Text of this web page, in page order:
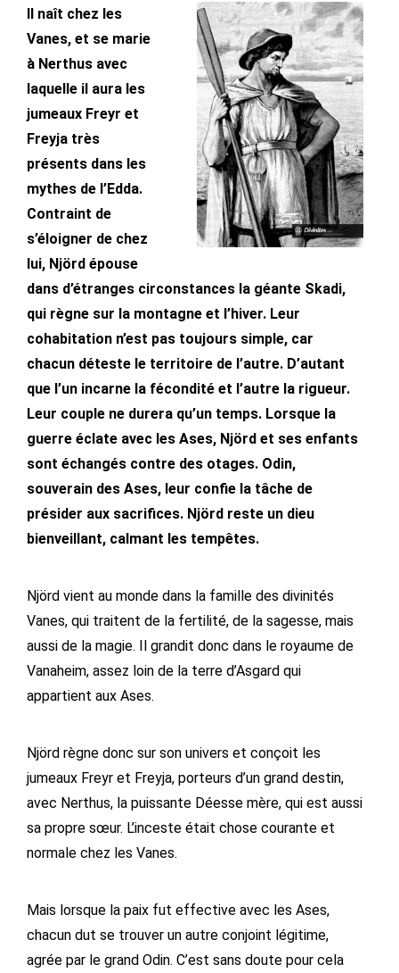
Il naît chez les
Vanes, et se marie
à Nerthus avec
laquelle il aura les
jumeaux Freyr et
Freyja très
présents dans les
mythes de l’Edda.
Contraint de
s’éloigner de chez
lui, Njörd épouse
dans d’étranges circonstances la géante Skadi,
qui règne sur la montagne et l’hiver. Leur
cohabitation n’est pas toujours simple, car
chacun déteste le territoire de l’autre. D’autant
que l’un incarne la fécondité et l’autre la rigueur.
Leur couple ne durera qu’un temps. Lorsque la
guerre éclate avec les Ases, Njörd et ses enfants
sont échangés contre des otages. Odin,
souverain des Ases, leur confie la tâche de
présider aux sacrifices. Njörd reste un dieu
bienveillant, calmant les tempêtes.
Njörd vient au monde dans la famille des divinités
Vanes, qui traitent de la fertilité, de la sagesse, mais
aussi de la magie. Il grandit donc dans le royaume de
Vanaheim, assez loin de la terre d’Asgard qui
appartient aux Ases.
Njörd règne donc sur son univers et conçoit les
jumeaux Freyr et Freyja, porteurs d’un grand destin,
avec Nerthus, la puissante Déesse mère, qui est aussi
sa propre sœur. L’inceste était chose courante et
normale chez les Vanes.
Mais lorsque la paix fut effective avec les Ases,
chacun dut se trouver un autre conjoint légitime,
agrée par le grand Odin. C’est sans doute pour cela